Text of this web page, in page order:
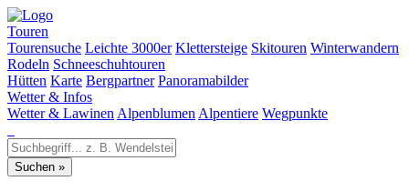
Touren
Tourensuche Leichte 3000er Klettersteige Skitouren Winterwandern
Rodeln Schneeschuhtouren
Hütten Karte Bergpartner Panoramabilder
Wetter & Infos
Wetter & Lawinen Alpenblumen Alpentiere Wegpunkte